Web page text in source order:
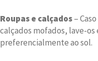
Roupas e calçados–
calçados mofados, lave-os
preferencialmente ao sol.